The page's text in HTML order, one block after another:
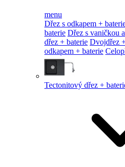
menu
Dřez s odkapem +
baterie Dřez s vaničkou
dřez + baterie Dvojdřez
odkapem + baterie
Tectonitový dřez +